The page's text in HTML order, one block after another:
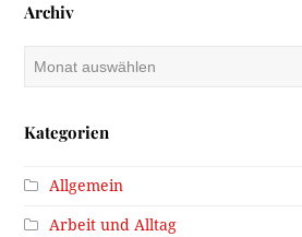
Archiv
Kategorien
Allgemein
Arbeit und Alltag